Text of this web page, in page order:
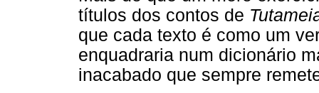
títulos dos contos de
que cada texto é como um
enquadraria num dicionário
inacabado que sempre